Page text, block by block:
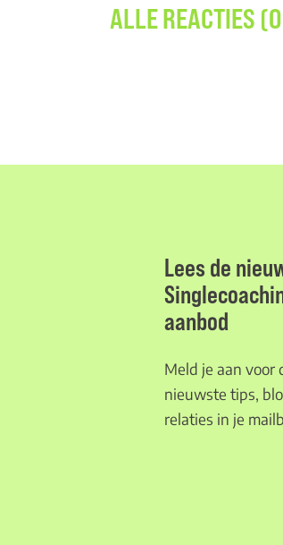
ALLE REACTIES
Lees de
aanbod
Meld je aan
nieuwste tips,
relaties in je